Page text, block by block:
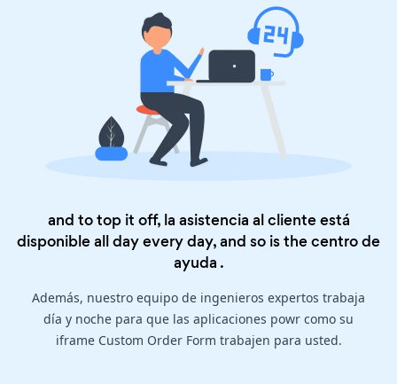
and to top it off, la asistencia al cliente está
disponible all day every day, and so is thecentro de
ayuda .
Además, nuestro equipo de ingenieros expertos trabaja
día y noche para que las aplicaciones powr como su
iframe Custom Order Form trabajen para usted.